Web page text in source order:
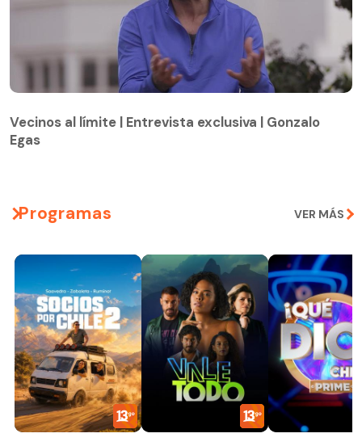
Egas
Vecinos al límite | Entrevista exclusiva | Gonzalo
Egas
Programas VER MÁS